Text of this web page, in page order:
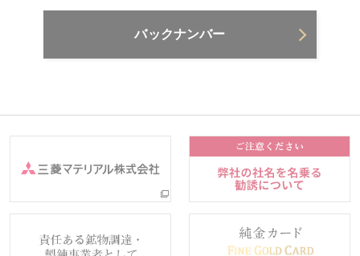
バックナンバー